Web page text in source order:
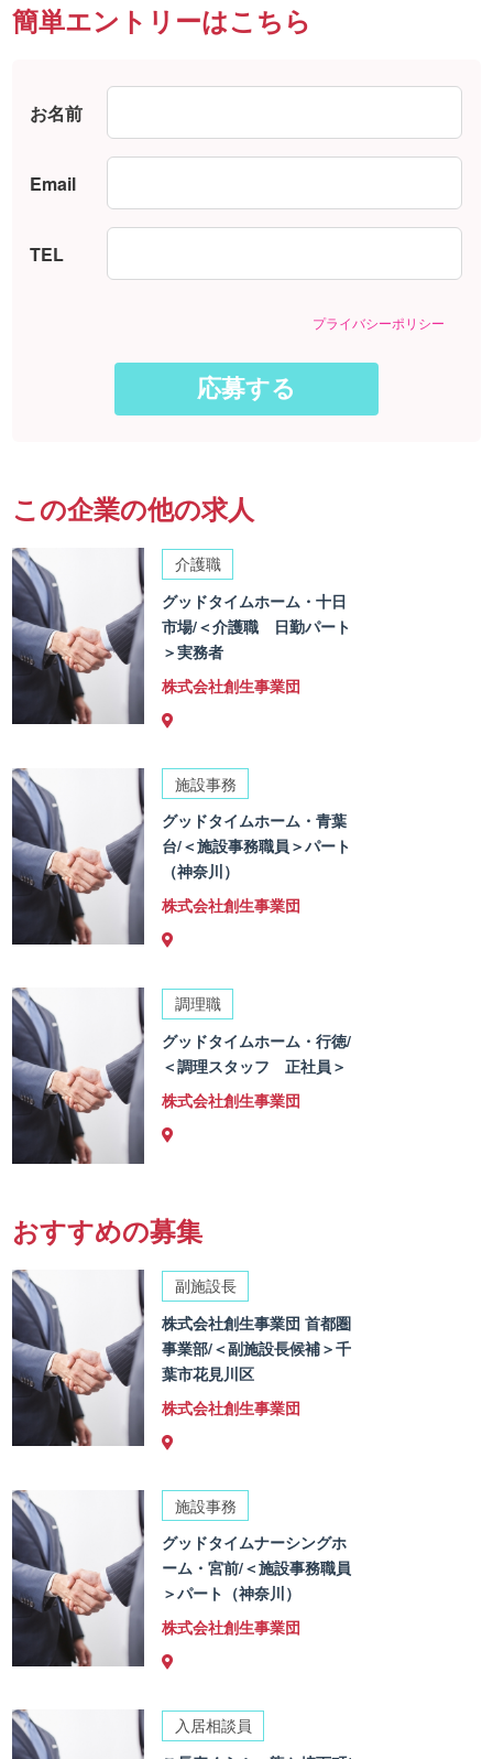
簡単エントリーはこちら
お名前
Email
TEL
プライバシーポリシー
この企業の他の求人
介護職
グッドタイムホーム・十日
市場/＜介護職 日勤パート
＞実務者
株式会社創生事業団
施設事務
グッドタイムホーム・青葉
台/＜施設事務職員＞パート
（神奈川）
株式会社創生事業団
調理職
グッドタイムホーム・行徳/
＜調理スタッフ 正社員＞
株式会社創生事業団
おすすめの募集
副施設長
株式会社創生事業団 首都圏
事業部/＜副施設長候補＞千
葉市花見川区
株式会社創生事業団
施設事務
グッドタイムナーシングホ
ーム・宮前/＜施設事務職員
＞パート（神奈川）
株式会社創生事業団
入居相談員